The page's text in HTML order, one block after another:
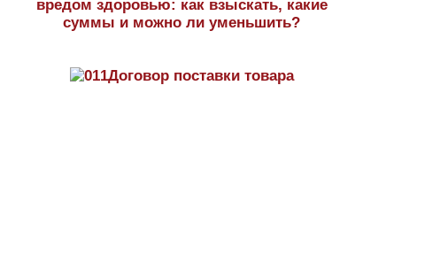
вредом здоровью: как взыскать, какие
суммы и можно ли уменьшить?
Договор поставки товара